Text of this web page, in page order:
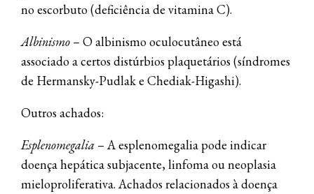
no escorbuto (deficiência de vitamina C).
Albinismo – O albinismo oculocutâneo está
associado a certos distúrbios plaquetários (síndromes
de Hermansky-Pudlak e Chediak-Higashi).
Outros achados:
Esplenomegalia – A esplenomegalia pode indicar
doença hepática subjacente, linfoma ou neoplasia
mieloproliferativa. Achados relacionados à doença